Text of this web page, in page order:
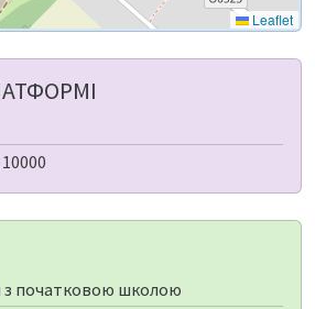
Leaflet
10000
з початковою школою